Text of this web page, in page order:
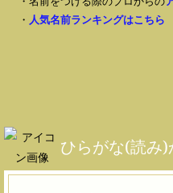
・ 人気名前ランキングはこちら
ひらがな(読み